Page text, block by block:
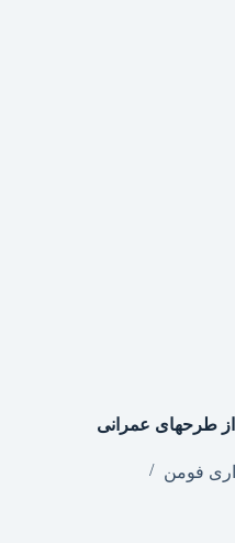
از طرحهای عمرانی
فومن